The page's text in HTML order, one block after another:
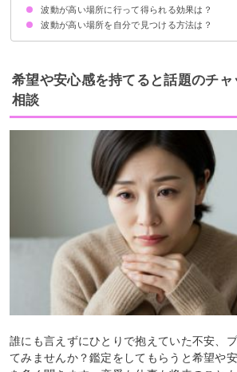
①図書館
②美術館
③テーマパーク
④神社仏閣
⑤島
⑥ヨガスクール
⑦スポーツジム
⑧星付きのレストラン
⑨一流ホテル
⑩パワースポット
波動が高い場所に行って得られる効果は？
波動が高い人と繋がることができる
運が良くなる
向上心を持ててアクティブになる
居心地の良さを感じる
お金の流れが良くなる
波動が高い場所を自分で見つける方法は？
直感的に「呼ばれている」と感じるかどうか
清潔感があるかどうか
向上心やワクワク感を感じるかどうか
希望や安心感を持てると話題のチ
相談
誰にも言えずにひとりで抱えていた不安、
てみませんか？鑑定をしてもらうと希望や